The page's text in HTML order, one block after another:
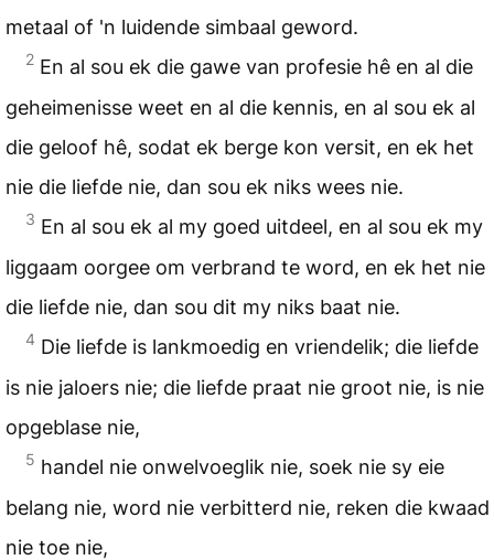
metaal of 'n luidende simbaal geword.
2 En al sou ek die gawe van profesie hê en al die
geheimenisse weet en al die kennis, en al sou ek al
die geloof hê, sodat ek berge kon versit, en ek het
nie die liefde nie, dan sou ek niks wees nie.
3 En al sou ek al my goed uitdeel, en al sou ek my
liggaam oorgee om verbrand te word, en ek het nie
die liefde nie, dan sou dit my niks baat nie.
4 Die liefde is lankmoedig en vriendelik; die liefde
is nie jaloers nie; die liefde praat nie groot nie, is nie
opgeblase nie,
5 handel nie onwelvoeglik nie, soek nie sy eie
belang nie, word nie verbitterd nie, reken die kwaad
nie toe nie,